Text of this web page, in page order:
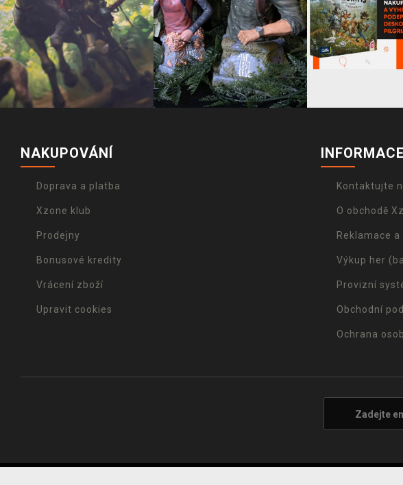
NAKUPOVÁNÍ
Doprava a platba
Xzone klub
Prodejny
Bonusové kredity
Vrácení zboží
Upravit cookies
INFORMACE
Kontaktujte
O obchodě
Reklamace
Výkup her
Provizní
Obchodní
Ochrana